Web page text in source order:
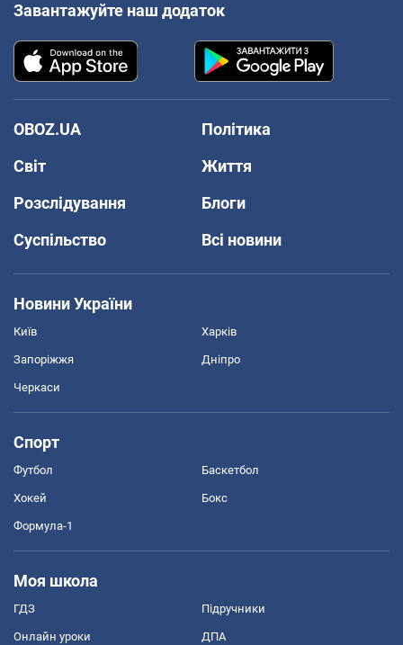
Завантажуйте наш додаток
OBOZ.UA
Політика
Світ
Життя
Розслідування
Блоги
Суспільство
Всі новини
Новини України
Київ Харків
Запоріжжя Дніпро
Черкаси
Спорт
Футбол Баскетбол
Хокей Бокс
Формула-1
Моя школа
ГДЗ Підручники
Онлайн уроки ДПА